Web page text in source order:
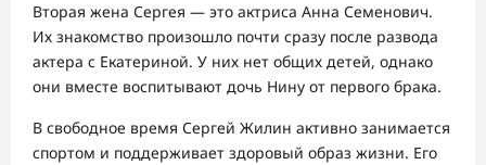
Вторая жена Сергея — это актриса Анна Семенович.
Их знакомство произошло почти сразу после развода
актера с Екатериной. У них нет общих детей, однако
они вместе воспитывают дочь Нину от первого брака.
В свободное время Сергей Жилин активно занимается
спортом и поддерживает здоровый образ жизни. Его